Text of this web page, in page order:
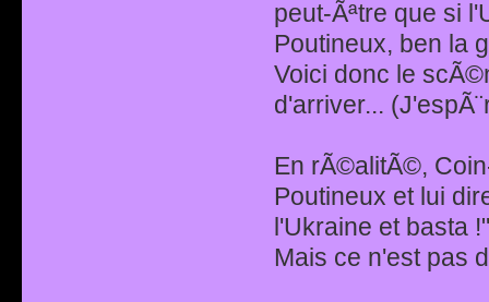
peut-Ãªtre que si
Poutineux, ben la
Voici donc le
d'arriver...
En rÃ©alitÃ©,
Poutineux et lui
l'Ukraine et basta
Mais ce n'est pas